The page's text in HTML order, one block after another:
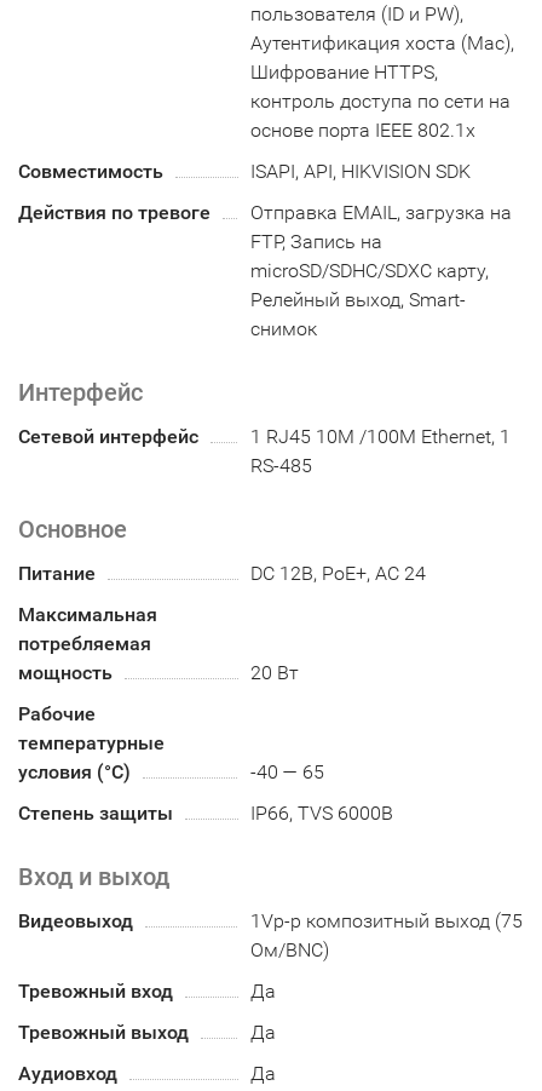
пользователя (ID и PW),
Аутентификация хоста (Mac),
Шифрование HTTPS,
контроль доступа по сети на
основе порта IEEE 802.1x
Совместимость
ISAPI, API, HIKVISION SDK
Действия по тревоге
Отправка EMAIL, загрузка на
FTP, Запись на
microSD/SDHC/SDXC карту,
Релейный выход, Smart-
снимок
Интерфейс
Сетевой интерфейс
1 RJ45 10M /100M Ethernet, 1
RS-485
Основное
Питание
DC 12В, PoE+, AC 24
Максимальная
потребляемая
мощность
20 Вт
Рабочие
температурные
условия (°С)
-40 — 65
Степень защиты
IP66, TVS 6000В
Вход и выход
Видеовыход
1Vp-p композитный выход (75
Ом/BNC)
Тревожный вход
Да
Тревожный выход
Да
Аудиовход
Да